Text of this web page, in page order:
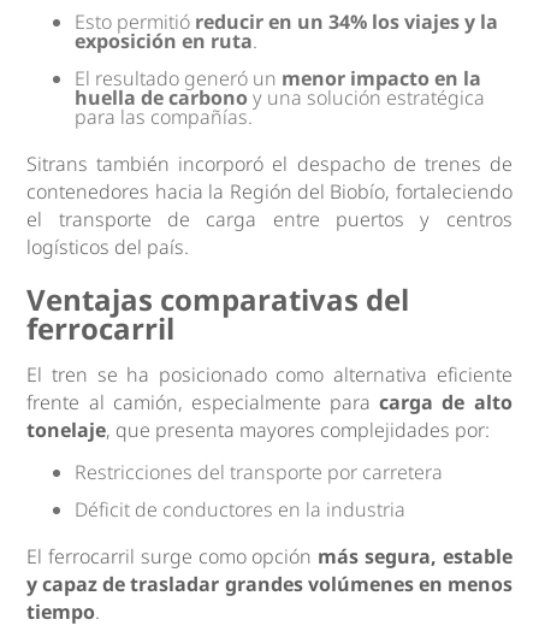
Esto permitió reducir en un 34% los viajes y la
exposición en ruta.
El resultado generó un menor impacto en la
huella de carbono y una solución estratégica
para las compañías.
Sitrans también incorporó el despacho de trenes de
contenedores hacia la Región del Biobío, fortaleciendo
el transporte de carga entre puertos y centros
logísticos del país.
Ventajas comparativas del
ferrocarril
El tren se ha posicionado como alternativa eficiente
frente al camión, especialmente paracarga de alto
tonelaje, que presenta mayores complejidades por:
Restricciones del transporte por carretera
Déficit de conductores en la industria
El ferrocarril surge como opción más segura, estable
y capaz de trasladar grandes volúmenes en menos
tiempo.